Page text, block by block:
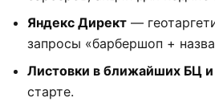
Яндекс Директ —
запросы «барбершоп +
Листовки в ближайших БЦ
старте.